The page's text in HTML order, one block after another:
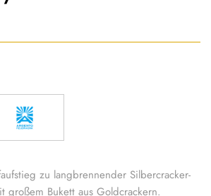
zu langbrennender Silbercracker-
großem Bukett aus Goldcrackern.